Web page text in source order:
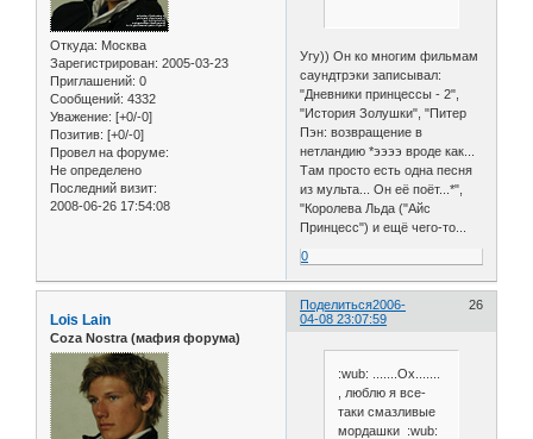
Откуда: Москва
Зарегистрирован: 2005-03-23
Приглашений: 0
Сообщений: 4332
Уважение: [+0/-0]
Позитив: [+0/-0]
Провел на форуме:
Не определено
Последний визит:
2008-06-26 17:54:08
Угу)) Он ко многим фильмам
саундтрэки записывал:
"Дневники принцессы - 2",
"История Золушки", "Питер
Пэн: возвращение в
нетландию *ээээ вроде как...
Там просто есть одна песня
из мульта... Он её поёт...*",
"Королева Льда ("Айс
Принцесс") и ещё чего-то...
0
Поделиться 26
2006-
04-08 23:07:59
Lois Lain
Coza Nostra (мафия форума)
:wub: .......Ох.......
, люблю я все-
таки смазливые
мордашки :wub: